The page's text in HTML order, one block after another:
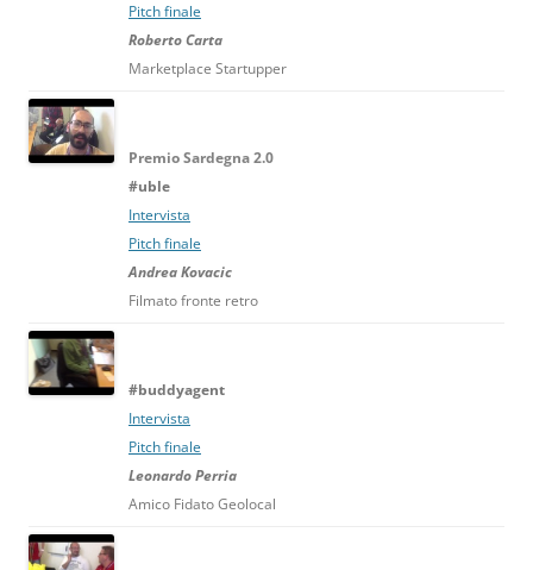
Pitch finale
Roberto Carta
Marketplace Startupper
PremioSardegna 2.0
#uble
Intervista
Pitch finale
Andrea Kovacic
Filmato fronte retro
#buddyagent
Intervista
Pitch finale
Leonardo Perria
Amico Fidato Geolocal